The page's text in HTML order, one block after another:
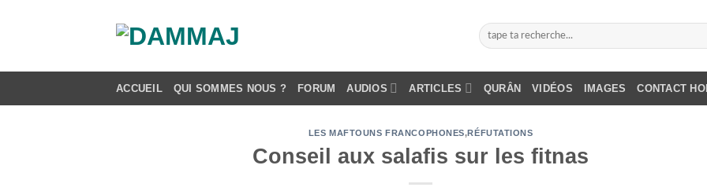
ACCUEIL QUI SOMMES NOUS ? FORUM AUDIOS ARTICLES QURÂN VIDÉOS IMAGES CONTACT
LES MAFTOUNS FRANCOPHONES,RÉFUTATIONS
Conseil aux salafis sur les fitnas